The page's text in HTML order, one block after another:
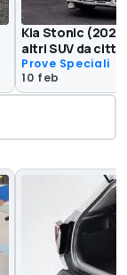
Kia Stonic
altri SUV da città
Prove Speciali
10 feb